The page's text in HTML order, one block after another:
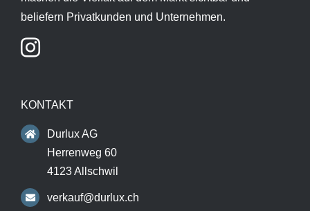
beliefern Privatkunden und Unternehmen.
KONTAKT
Durlux AG
Herrenweg 60
4123 Allschwil
verkauf@durlux.ch